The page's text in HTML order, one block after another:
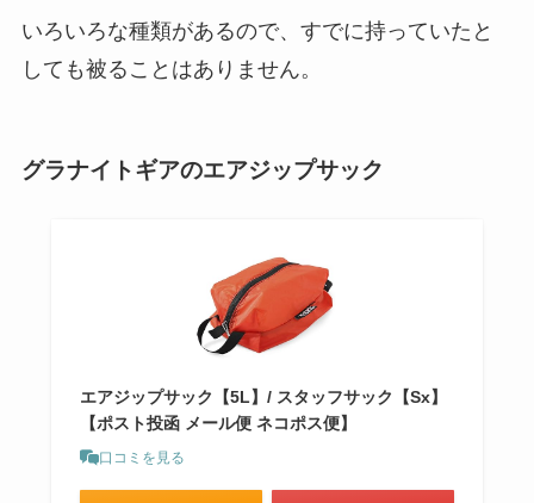
いろいろな種類があるので、すでに持っていたと
しても被ることはありません。
グラナイトギアのエアジップサック
エアジップサック【5L】/ スタッフサック【Sx】
【ポスト投函 メール便 ネコポス便】
口コミを見る